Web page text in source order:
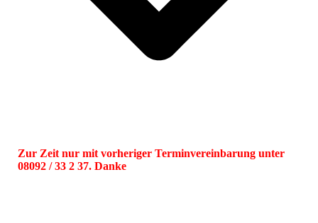
Zur Zeit nur mit vorheriger Terminvereinbarung unter
08092 / 33 2 37. Danke